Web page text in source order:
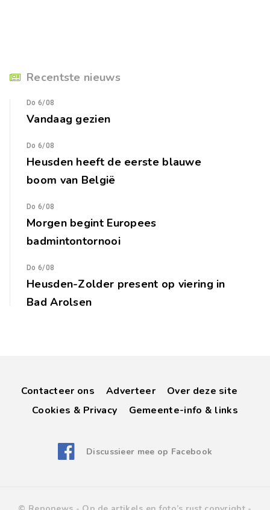
Recentste nieuws
Do 6/08
Vandaag gezien
Do 6/08
Heusden heeft de eerste blauwe
boom van België
Do 6/08
Morgen begint Europees
badmintontornooi
Do 6/08
Heusden-Zolder present op viering in
Bad Arolsen
Contacteer ons Adverteer
Over deze site
Cookies & Privacy
Gemeente-info & links
Discussieer mee op Facebook